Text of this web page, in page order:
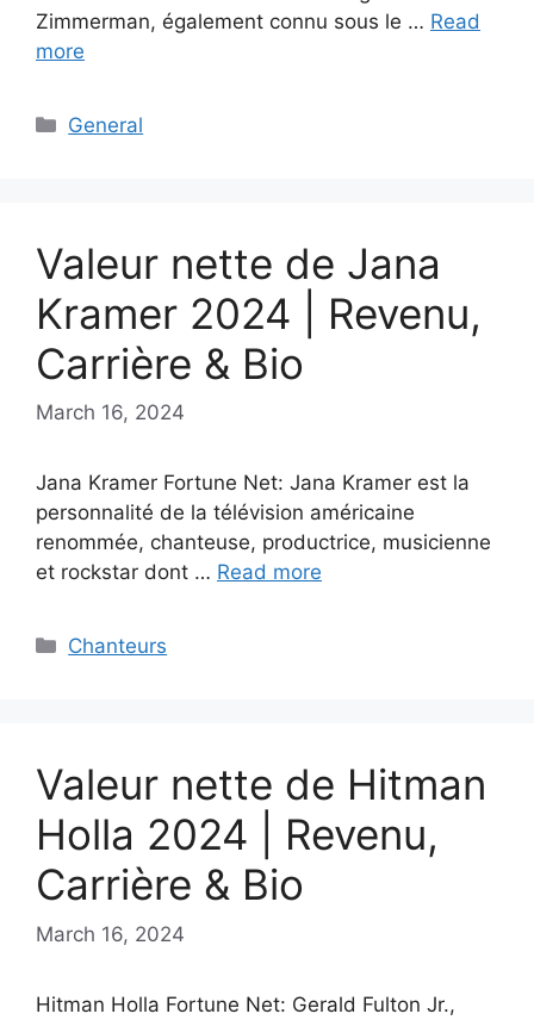
Zimmerman, également connu sous le … Read
more
Categories
General
Valeur nette de Jana
Kramer 2024 | Revenu,
Carrière & Bio
March 16, 2024
Jana Kramer Fortune Net: Jana Kramer est la
personnalité de la télévision américaine
renommée, chanteuse, productrice, musicienne
et rockstar dont … Read more
Categories
Chanteurs
Valeur nette de Hitman
Holla 2024 | Revenu,
Carrière & Bio
March 16, 2024
Hitman Holla Fortune Net: Gerald Fulton Jr.,